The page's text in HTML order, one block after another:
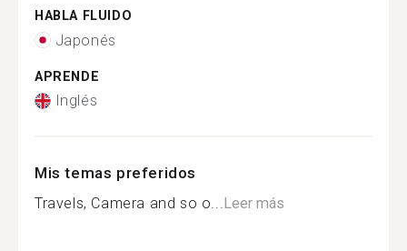
HABLA FLUIDO
Japonés
APRENDE
Inglés
Mis temas preferidos
Travels, Camera and so o...Leer más